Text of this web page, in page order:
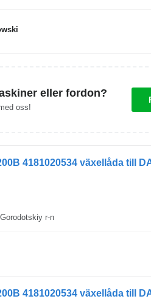
eller fordon?
oss!
4181020534 växellåda till
r-n
4181020534 växellåda till